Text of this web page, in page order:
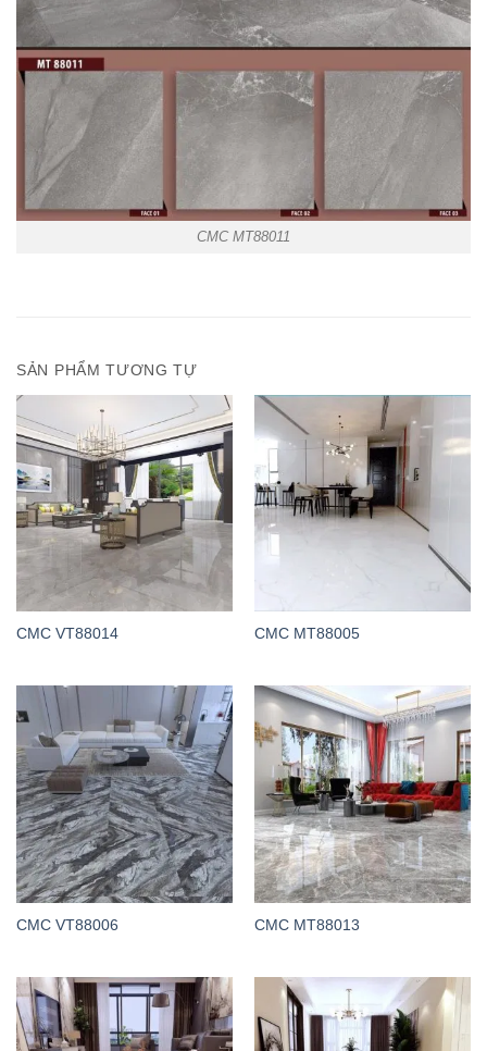
CMC MT88011
SẢN PHẨM TƯƠNG TỰ
CMC VT88014 CMC MT88005
CMC VT88006 CMC MT88013